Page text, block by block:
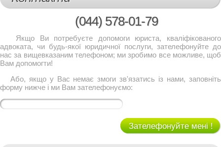
(044) 578-01-79
Якщо Ви потребуєте допомоги юриста, кваліфікованого
адвоката, чи будь-якої юридичної послуги, зателефонуйте до
нас за вищевказаним телефоном; ми зробимо все можливе, щоб
Вам допомогти!
Або, якщо у Вас немає змоги зв'язатись із нами, заповніть
форму нижче і ми Вам зателефонуємо:
Зателефонуйте мені !